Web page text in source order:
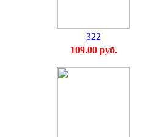
322
109.00 руб.